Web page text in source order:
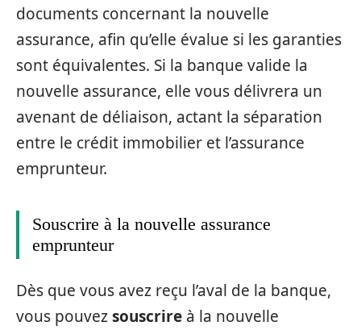
documents concernant la nouvelle
assurance, afin qu’elle évalue si les garanties
sont équivalentes. Si la banque valide la
nouvelle assurance, elle vous délivrera un
avenant de déliaison, actant la séparation
entre le crédit immobilier et l’assurance
emprunteur.
Souscrire à la nouvelle assurance
emprunteur
Dès que vous avez reçu l’aval de la banque,
vous pouvezsouscrire à la nouvelle